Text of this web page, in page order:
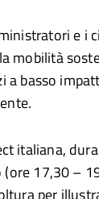
e i
mobilità
a basso
italiana,
17,30 –
per